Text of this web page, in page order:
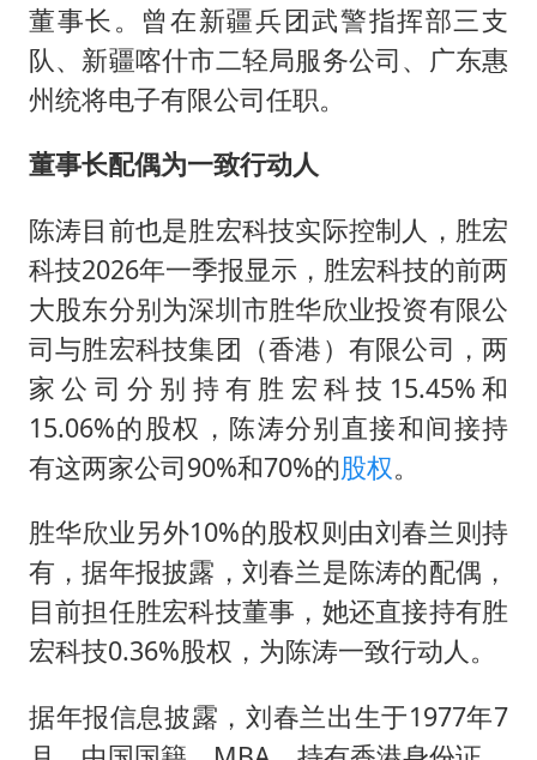
董事长。曾在新疆兵团武警指挥部三支
队、新疆喀什市二轻局服务公司、广东惠
州统将电子有限公司任职。
董事长配偶为一致行动人
陈涛目前也是胜宏科技实际控制人，胜宏
科技2026年一季报显示，胜宏科技的前两
大股东分别为深圳市胜华欣业投资有限公
司与胜宏科技集团（香港）有限公司，两
家公司分别持有胜宏科技15.45%和
15.06%的股权，陈涛分别直接和间接持
有这两家公司90%和70%的股权。
胜华欣业另外10%的股权则由刘春兰则持
有，据年报披露，刘春兰是陈涛的配偶，
目前担任胜宏科技董事，她还直接持有胜
宏科技0.36%股权，为陈涛一致行动人。
据年报信息披露，刘春兰出生于1977年7